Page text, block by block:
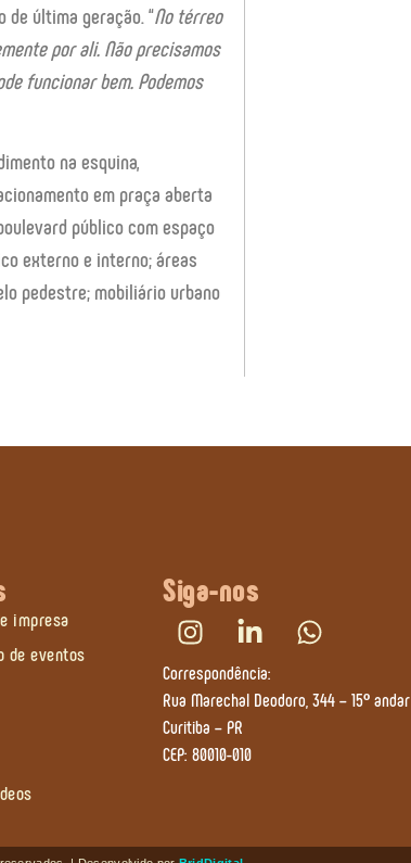
última geração. “No térreo
por ali. Não precisamos
funcionar bem. Podemos
na esquina,
em praça aberta
público com espaço
externo e interno; áreas
pedestre; mobiliário urbano
impresa
de eventos
Siga-nos
Correspondência:
Rua Marechal Deodoro, 344 – 15º andar
Curitiba – PR
CEP: 80010-010